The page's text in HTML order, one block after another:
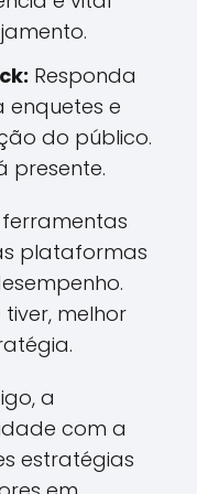
Responda
enquetes e
do público.
presente.
plataformas
melhor
a
com a
estratégias